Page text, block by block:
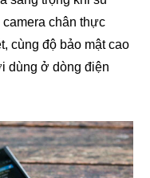
chân thực
cùng độ bảo mật cao
dùng ở dòng điện